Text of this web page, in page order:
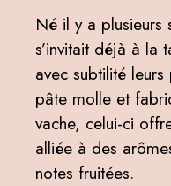
Né il y a plusieurs
s’invitait déjà à la
avec subtilité
pâte molle et
vache, celui-ci
alliée à des
notes fruitées.